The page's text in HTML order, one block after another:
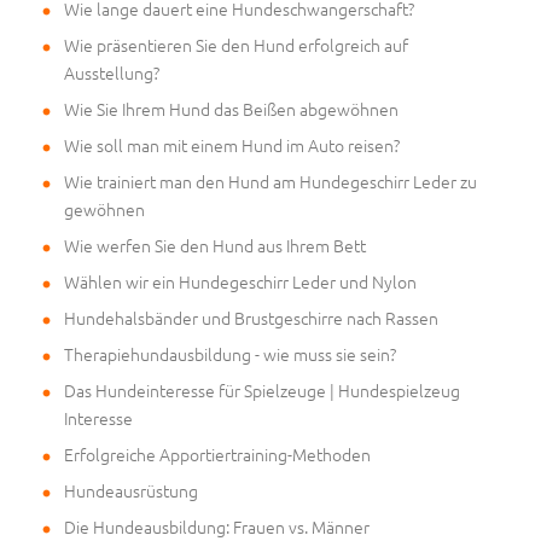
Wie lange dauert eine Hundeschwangerschaft?
Wie präsentieren Sie den Hund erfolgreich auf
Ausstellung?
Wie Sie Ihrem Hund das Beißen abgewöhnen
Wie soll man mit einem Hund im Auto reisen?
Wie trainiert man den Hund am Hundegeschirr Leder zu
gewöhnen
Wie werfen Sie den Hund aus Ihrem Bett
Wählen wir ein Hundegeschirr Leder und Nylon
Hundehalsbänder und Brustgeschirre nach Rassen
Therapiehundausbildung - wie muss sie sein?
Das Hundeinteresse für Spielzeuge | Hundespielzeug
Interesse
Erfolgreiche Apportiertraining-Methoden
Hundeausrüstung
Die Hundeausbildung: Frauen vs. Männer